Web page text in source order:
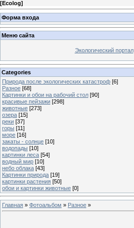
[Ecolog]
Форма входа
Меню сайта
Экологический портал
Categories
Природа после экологических катастроф [6]
Разное [68]
Картинки и обои на рабочий стол [90]
красивые пейзажи [298]
животные [273]
озера [15]
реки [37]
горы [11]
море [16]
закаты - солнце [10]
водопады [10]
картинки леса [54]
водный мир [10]
небо облака [43]
Картинки природа [19]
картинки растения [50]
обои и картинки животные [0]
Главная » Фотоальбом » Разное »